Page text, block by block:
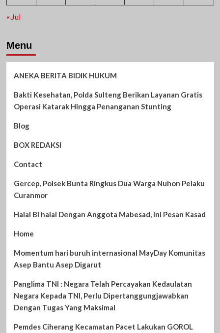
« Jul
Menu
ANEKA BERITA BIDIK HUKUM
Bakti Kesehatan, Polda Sulteng Berikan Layanan Gratis
Operasi Katarak Hingga Penanganan Stunting
Blog
BOX REDAKSI
Contact
Gercep, Polsek Bunta Ringkus Dua Warga Nuhon Pelaku
Curanmor
Halal Bi halal Dengan Anggota Mabesad, Ini Pesan Kasad
Home
Momentum hari buruh internasional MayDay Komunitas
Asep Bantu Asep Digarut
Panglima TNI : Negara Telah Percayakan Kedaulatan
Negara Kepada TNI, Perlu Dipertanggungjawabkan
Dengan Tugas Yang Maksimal
Pemdes Ciherang Kecamatan Pacet Lakukan GOROL